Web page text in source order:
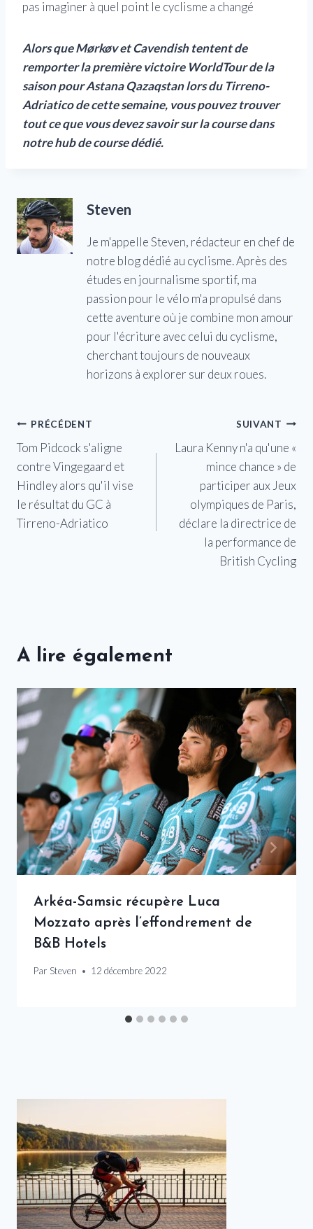
pas imaginer à quel point le cyclisme a changé
Alors que Mørkøv et Cavendish tentent de
remporter la première victoire WorldTour de la
saison pour Astana Qazaqstan lors du Tirreno-
Adriatico de cette semaine, vous pouvez trouver
tout ce que vous devez savoir sur la course dans
notre hub de course dédié.
Steven
Je m'appelle Steven, rédacteur en chef de
notre blog dédié au cyclisme. Après des
études en journalisme sportif, ma
passion pour le vélo m'a propulsé dans
cette aventure où je combine mon amour
pour l'écriture avec celui du cyclisme,
cherchant toujours de nouveaux
horizons à explorer sur deux roues.
Navigation
de
l’article
PRÉCÉDENT
Tom Pidcock s'aligne
contre Vingegaard et
Hindley alors qu'il vise
le résultat du GC à
Tirreno-Adriatico
SUIVANT
Laura Kenny n'a qu'une «
mince chance » de
participer aux Jeux
olympiques de Paris,
déclare la directrice de
la performance de
British Cycling
A lire également
Arkéa-Samsic récupère Luca
Mozzato après l’effondrement de
B&B Hotels
Par Steven 12 décembre 2022